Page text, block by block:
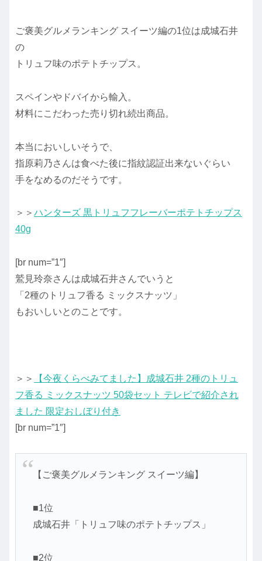
ご褒美グルメランキング スイーツ編の1位は成城石井
の
トリュフ味のポテトチップス。
スペインやドバイから輸入。
材料にこだわった売り切れ続出商品。
本当においしいそうで、
指原莉乃さんは食べた後に指紋認証出来ないぐらい
手をなめるのだそうです。
＞＞ ハンターズ 黒トリュフフレーバーポテトチップス
40g
[br num=”1″]
鷲見玲奈さんは成城石井さんでいうと
「2種のトリュフ香る ミックスナッツ」
もおいしいとのことです。
＞＞
【今夜くらべみてました】成城石井 2種のトリュ
フ香る ミックスナッツ 50袋セット テレビで紹介され
ました 限定おしぼり付き
[br num=”1″]
【ご褒美グルメランキング スイーツ編】
■1位
成城石井「トリュフ味のポテトチップス」
■2位